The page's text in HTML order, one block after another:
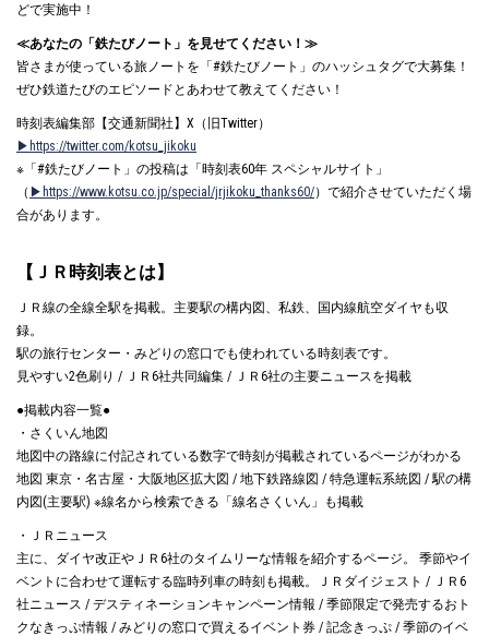
どで実施中！
≪あなたの「鉄たびノート」を見せてください！≫
皆さまが使っている旅ノートを「#鉄たびノート」のハッシュタグで大募集！
ぜひ鉄道たびのエピソードとあわせて教えてください！
時刻表編集部【交通新聞社】X（旧Twitter）
▶https://twitter.com/kotsu_jikoku
※「#鉄たびノート」の投稿は「時刻表60年 スペシャルサイト」
（ ▶https://www.kotsu.co.jp/special/jrjikoku_thanks60/）で紹介させていただく場
合があります。
【ＪＲ時刻表とは】
ＪＲ線の全線全駅を掲載。主要駅の構内図、私鉄、国内線航空ダイヤも収
録。
駅の旅行センター・みどりの窓口でも使われている時刻表です。
見やすい2色刷り / ＪＲ6社共同編集 / ＪＲ6社の主要ニュースを掲載
●掲載内容一覧●
・さくいん地図
地図中の路線に付記されている数字で時刻が掲載されているページがわかる
地図 東京・名古屋・大阪地区拡大図 / 地下鉄路線図 / 特急運転系統図 / 駅の構
内図(主要駅) ※線名から検索できる「線名さくいん」も掲載
・ＪＲニュース
主に、ダイヤ改正やＪＲ6社のタイムリーな情報を紹介するページ。 季節やイ
ベントに合わせて運転する臨時列車の時刻も掲載。ＪＲダイジェスト / ＪＲ6
社ニュース / デスティネーションキャンペーン情報 / 季節限定で発売するおト
クなきっぷ情報 / みどりの窓口で買えるイベント券 / 記念きっぷ / 季節のイベ